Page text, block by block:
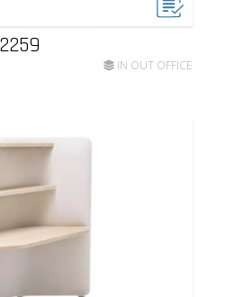
IN OUT OFFICE